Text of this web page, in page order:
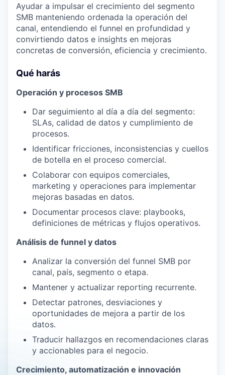
Ayudar a impulsar el crecimiento del segmento
SMB manteniendo ordenada la operación del
canal, entendiendo el funnel en profundidad y
convirtiendo datos e insights en mejoras
concretas de conversión, eficiencia y crecimiento.
Qué harás
Operación y procesos SMB
Dar seguimiento al día a día del segmento:
SLAs, calidad de datos y cumplimiento de
procesos.
Identificar fricciones, inconsistencias y cuellos
de botella en el proceso comercial.
Colaborar con equipos comerciales,
marketing y operaciones para implementar
mejoras basadas en datos.
Documentar procesos clave: playbooks,
definiciones de métricas y flujos operativos.
Análisis de funnel y datos
Analizar la conversión del funnel SMB por
canal, país, segmento o etapa.
Mantener y actualizar reporting recurrente.
Detectar patrones, desviaciones y
oportunidades de mejora a partir de los
datos.
Traducir hallazgos en recomendaciones claras
y accionables para el negocio.
Crecimiento, automatización e innovación